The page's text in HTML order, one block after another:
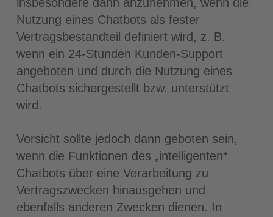
Nutzung eines Chatbots als fester
Vertragsbestandteil definiert wird, z. B.
wenn ein 24-Stunden Kunden-Support
angeboten und durch die Nutzung eines
Chatbots sichergestellt bzw. unterstützt
wird.
Vorsicht sollte jedoch dann geboten sein,
wenn die Funktionen des „intelligenten“
Chatbots über eine Verarbeitung zu
Vertragszwecken hinausgehen und
ebenfalls anderen Zwecken dienen. In